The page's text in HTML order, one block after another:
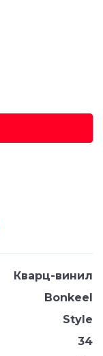
Кварц-винил
Bonkeel
Style
34